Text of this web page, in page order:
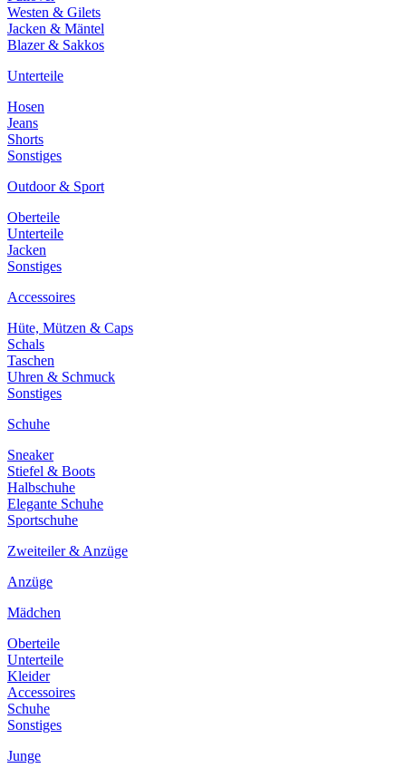
Westen & Gilets
Jacken & Mäntel
Blazer & Sakkos
Unterteile
Hosen
Jeans
Shorts
Sonstiges
Outdoor & Sport
Oberteile
Unterteile
Jacken
Sonstiges
Accessoires
Hüte, Mützen & Caps
Schals
Taschen
Uhren & Schmuck
Sonstiges
Schuhe
Sneaker
Stiefel & Boots
Halbschuhe
Elegante Schuhe
Sportschuhe
Zweiteiler & Anzüge
Anzüge
Mädchen
Oberteile
Unterteile
Kleider
Accessoires
Schuhe
Sonstiges
Junge